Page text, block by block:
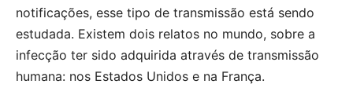
notificações, esse tipo de transmissão está sendo
estudada. Existem dois relatos no mundo, sobre a
infecção ter sido adquirida através de transmissão
humana: nos Estados Unidos e na França.